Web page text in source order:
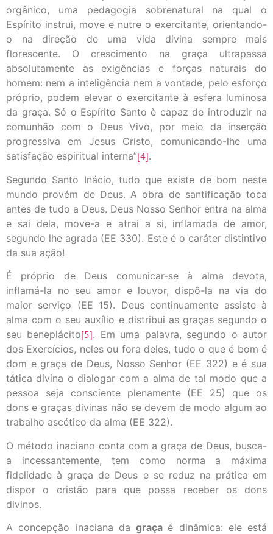
orgânico, uma pedagogia sobrenatural na qual o
Espírito instrui, move e nutre o exercitante, orientando-
o na direção de uma vida divina sempre mais
florescente. O crescimento na graça ultrapassa
absolutamente as exigências e forças naturais do
homem: nem a inteligência nem a vontade, pelo esforço
próprio, podem elevar o exercitante à esfera luminosa
da graça. Só o Espírito Santo è capaz de introduzir na
comunhão com o Deus Vivo, por meio da inserção
progressiva em Jesus Cristo, comunicando-lhe uma
satisfação espiritual interna”[4].
Segundo Santo Inácio, tudo que existe de bom neste
mundo provém de Deus. A obra de santificação toca
antes de tudo a Deus. Deus Nosso Senhor entra na alma
e sai dela, move-a e atrai a si, inflamada de amor,
segundo lhe agrada (EE 330). Este é o caráter distintivo
da sua ação!
É próprio de Deus comunicar-se à alma devota,
inflamá-la no seu amor e louvor, dispô-la na via do
maior serviço (EE 15). Deus continuamente assiste à
alma com o seu auxílio e distribui as graças segundo o
seu beneplácito[5]. Em uma palavra, segundo o autor
dos Exercícios, neles ou fora deles, tudo o que é bom é
dom e graça de Deus, Nosso Senhor (EE 322) e é sua
tática divina o dialogar com a alma de tal modo que a
pessoa seja consciente plenamente (EE 25) que os
dons e graças divinas não se devem de modo algum ao
trabalho ascético da alma (EE 322).
O método inaciano conta com a graça de Deus, busca-
a incessantemente, tem como norma a máxima
fidelidade à graça de Deus e se reduz na prática em
dispor o cristão para que possa receber os dons
divinos.
A concepção inaciana da graça é dinâmica: ele está